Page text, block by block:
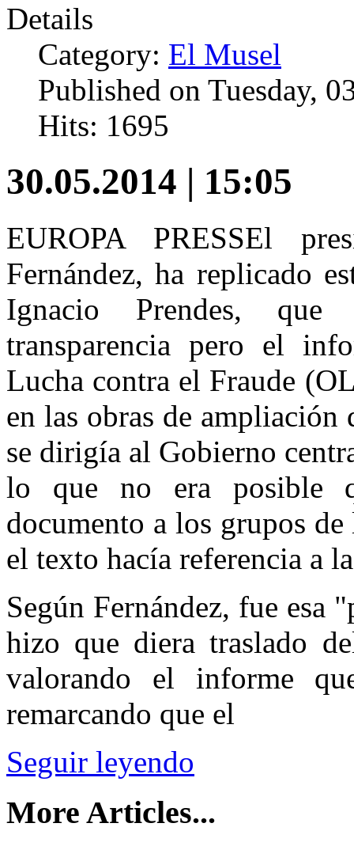
Details
Category: El Musel
Published on Tuesday,
Hits: 1695
30.05.2014 | 15:05
EUROPA PRESSEl
Fernández, ha replicado
Ignacio Prendes,
transparencia pero el
Lucha contra el Fraude
en las obras de
se dirigía al Gobierno
lo que no era posible
documento a los grupos
el texto hacía referencia a
Según Fernández, fue esa
hizo que diera traslado
valorando el informe
remarcando que el
Seguir leyendo
More Articles...